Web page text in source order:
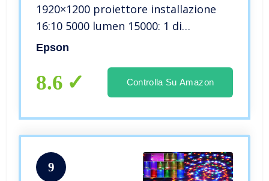
1920×1200 proiettore installazione
16:10 5000 lumen 15000: 1 di
contrasto degli altoparlanti 10W
Epson
8.6 Controlla Su Amazon
9